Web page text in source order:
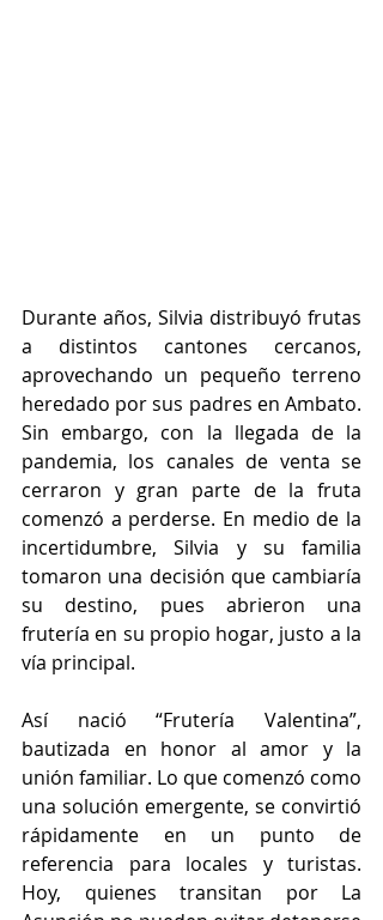
Durante años, Silvia distribuyó frutas
a distintos cantones cercanos,
aprovechando un pequeño terreno
heredado por sus padres en Ambato.
Sin embargo, con la llegada de la
pandemia, los canales de venta se
cerraron y gran parte de la fruta
comenzó a perderse. En medio de la
incertidumbre, Silvia y su familia
tomaron una decisión que cambiaría
su destino, pues abrieron una
frutería en su propio hogar, justo a la
vía principal.
Así nació “Frutería Valentina”,
bautizada en honor al amor y la
unión familiar. Lo que comenzó como
una solución emergente, se convirtió
rápidamente en un punto de
referencia para locales y turistas.
Hoy, quienes transitan por La